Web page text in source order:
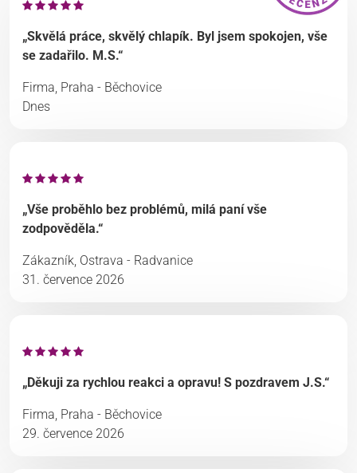
„Skvělá práce, skvělý chlapík. Byl jsem spokojen, vše
se zadařilo. M.S.“
Firma, Praha - Běchovice
Dnes
„Vše proběhlo bez problémů, milá paní vše
zodpověděla.“
Zákazník, Ostrava - Radvanice
31. července 2026
„Děkuji za rychlou reakci a opravu! S pozdravem J.S.“
Firma, Praha - Běchovice
29. července 2026